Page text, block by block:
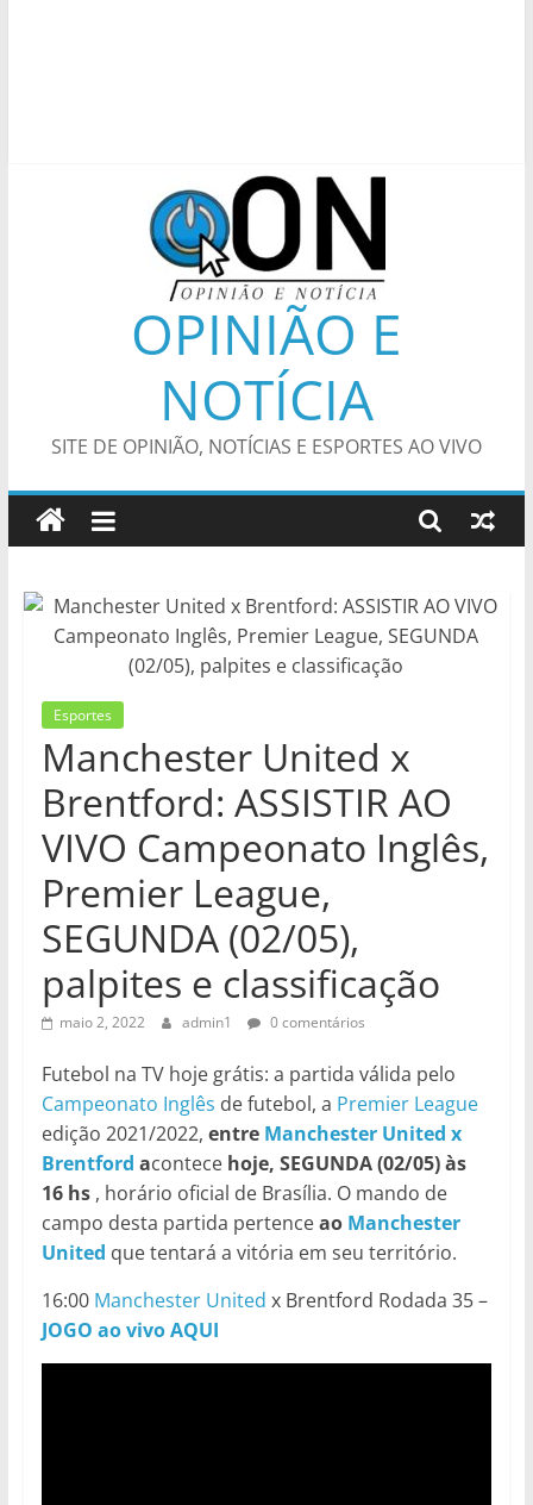
OPINIÃO E
NOTÍCIA
SITE DE OPINIÃO, NOTÍCIAS E ESPORTES AO VIVO
Esportes
Manchester United x
Brentford: ASSISTIR AO
VIVO Campeonato Inglês,
Premier League,
SEGUNDA (02/05),
palpites e classificação
maio 2, 2022 admin1 0 comentários
Futebol na TV hoje grátis: a partida válida pelo
Campeonato Inglês de futebol, a Premier League
edição 2021/2022, entre Manchester United x
Brentford acontece hoje, SEGUNDA (02/05) às
16 hs , horário oficial de Brasília. O mando de
campo desta partida pertenceao Manchester
United que tentará a vitória em seu território.
16:00 Manchester United x Brentford Rodada 35 –
JOGO ao vivo AQUI